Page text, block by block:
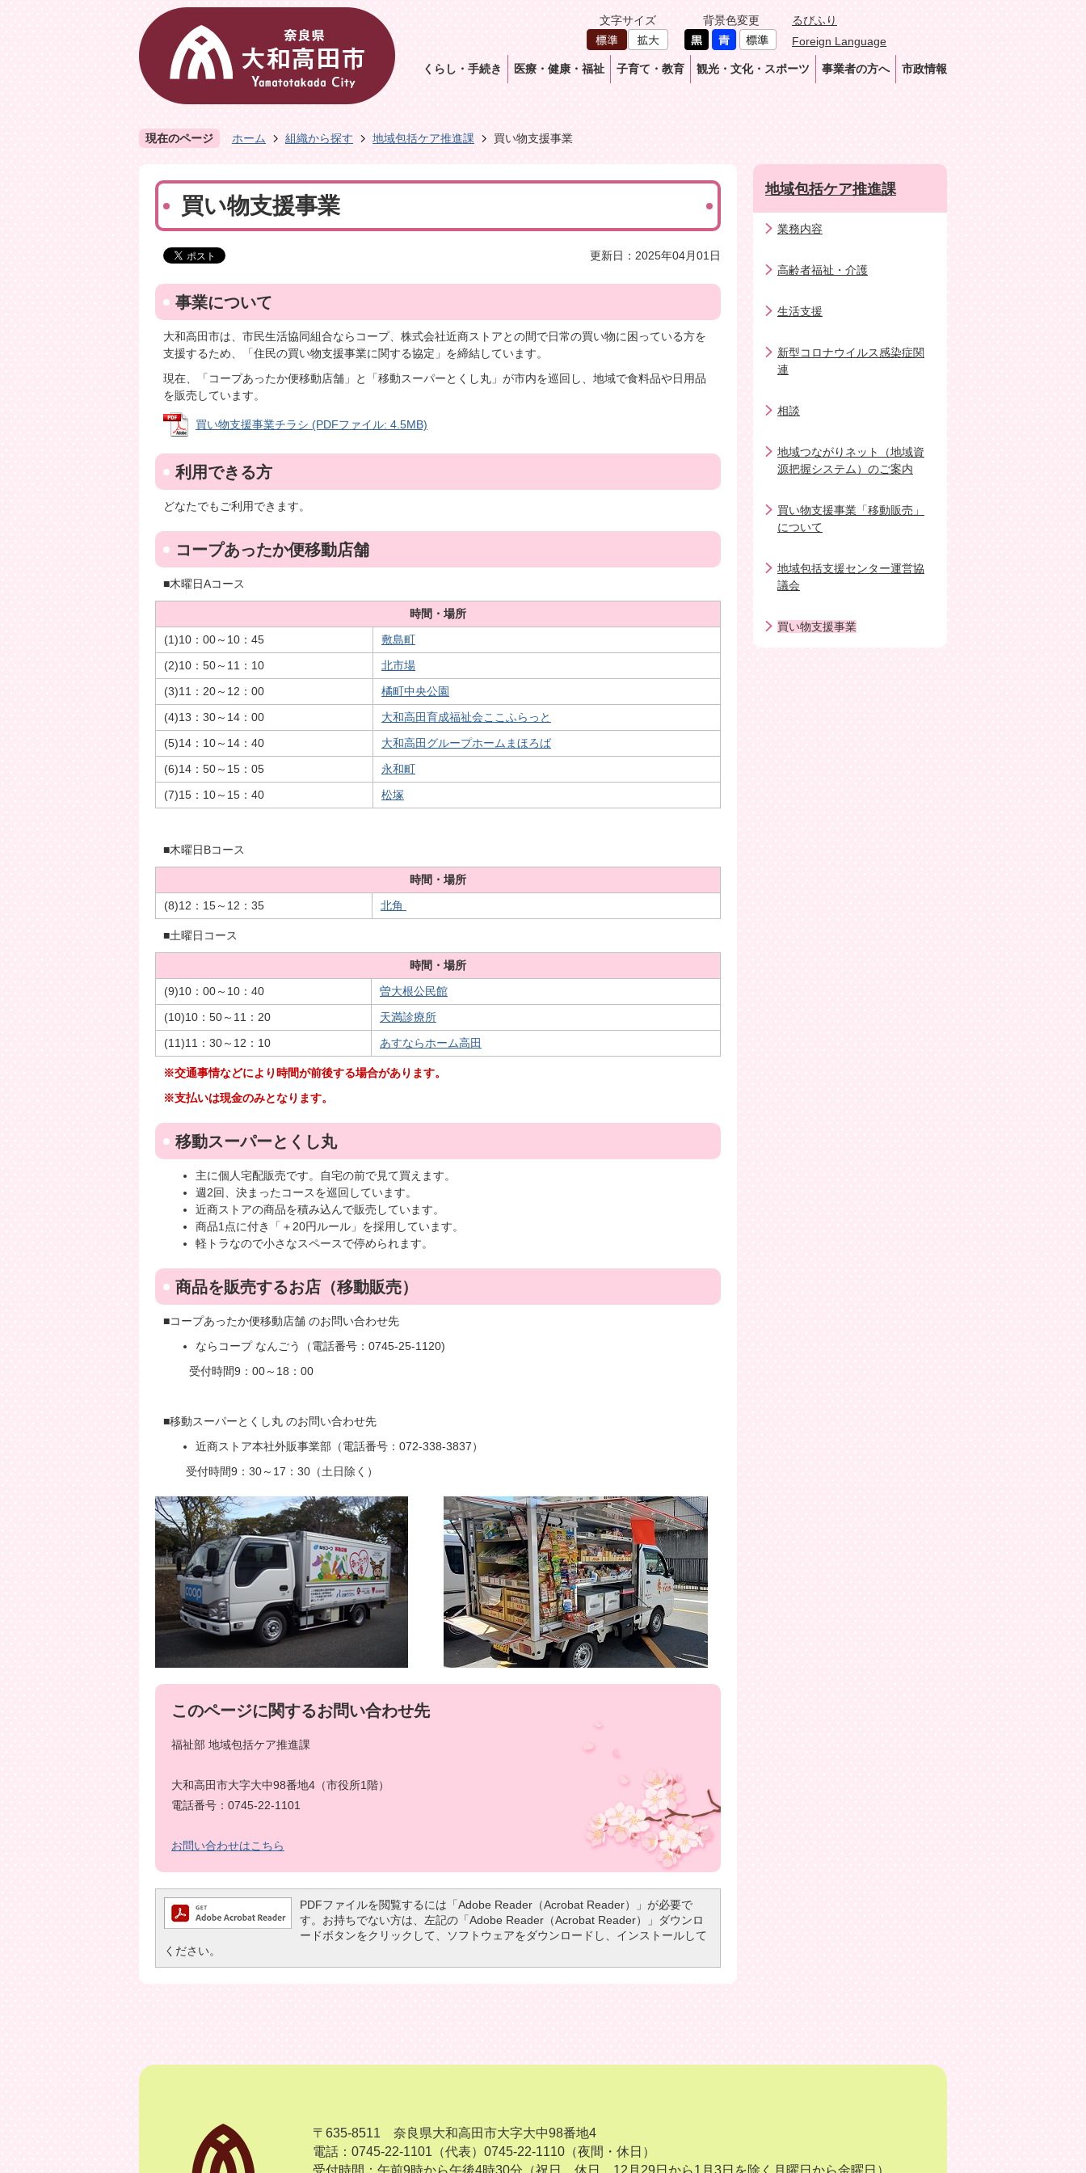
文字サイズ 背景色変更
るびふり
Foreign Language
くらし・手続き 医療・健康・福祉 子育て・教育 観光・文化・スポーツ 事業者の方へ 市政情報
現在のページ ホーム 組織から探す 地域包括ケア推進課 買い物支援事業
買い物支援事業
更新日：2025年04月01日
事業について
大和高田市は、市民生活協同組合ならコープ、株式会社近商ストアとの間で日常の買い物に困っている方を
支援するため、「住民の買い物支援事業に関する協定」を締結しています。
現在、「コープあったか便移動店舗」と「移動スーパーとくし丸」が市内を巡回し、地域で食料品や日用品
を販売しています。
買い物支援事業チラシ (PDFファイル: 4.5MB)
利用できる方
どなたでもご利用できます。
コープあったか便移動店舗
■木曜日Aコース
時間・場所
(1)10：00～10：45
敷島町
(2)10：50～11：10
北市場
(3)11：20～12：00
橘町中央公園
(4)13：30～14：00
大和高田育成福祉会ここふらっと
(5)14：10～14：40
大和高田グループホームまほろば
(6)14：50～15：05
永和町
(7)15：10～15：40
松塚
■木曜日Bコース
時間・場所
(8)12：15～12：35
北角
■土曜日コース
時間・場所
(9)10：00～10：40
曽大根公民館
(10)10：50～11：20
天満診療所
(11)11：30～12：10
あすならホーム高田
※交通事情などにより時間が前後する場合があります。
※支払いは現金のみとなります。
移動スーパーとくし丸
主に個人宅配販売です。自宅の前で見て買えます。
週2回、決まったコースを巡回しています。
近商ストアの商品を積み込んで販売しています。
商品1点に付き「＋20円ルール」を採用しています。
軽トラなので小さなスペースで停められます。
商品を販売するお店（移動販売）
■コープあったか便移動店舗 のお問い合わせ先
ならコープ なんごう（電話番号：0745-25-1120)
受付時間9：00～18：00
■移動スーパーとくし丸 のお問い合わせ先
近商ストア本社外販事業部（電話番号：072-338-3837）
受付時間9：30～17：30（土日除く）
このページに関するお問い合わせ先
福祉部 地域包括ケア推進課
大和高田市大字大中98番地4（市役所1階）
電話番号：0745-22-1101
お問い合わせはこちら
PDFファイルを閲覧するには「Adobe Reader（Acrobat Reader）」が必要で
す。お持ちでない方は、左記の「Adobe Reader（Acrobat Reader）」ダウンロ
ードボタンをクリックして、ソフトウェアをダウンロードし、インストールして
ください。
地域包括ケア推進課
業務内容
高齢者福祉・介護
生活支援
新型コロナウイルス感染症関
連
相談
地域つながりネット（地域資
源把握システム）のご案内
買い物支援事業「移動販売」
について
地域包括支援センター運営協
議会
買い物支援事業
〒635-8511 奈良県大和高田市大字大中98番地4
電話：0745-22-1101（代表） 0745-22-1110（夜間・休日）
受付時間：午前9時から午後4時30分（祝日、休日、12月29日から1月3日を除く月曜日から金曜日）